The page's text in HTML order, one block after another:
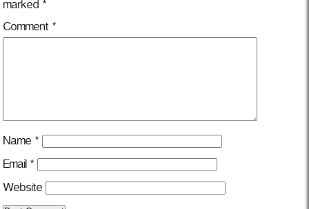
marked *
Comment *
Name *
Email *
Website